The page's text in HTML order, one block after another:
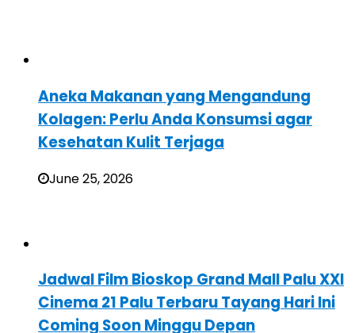
Aneka Makanan yang Mengandung
Kolagen: Perlu Anda Konsumsi agar
Kesehatan Kulit Terjaga
June 25, 2026
Jadwal Film Bioskop Grand Mall Palu XXI
Cinema 21 Palu Terbaru Tayang Hari Ini
Coming Soon Minggu Depan